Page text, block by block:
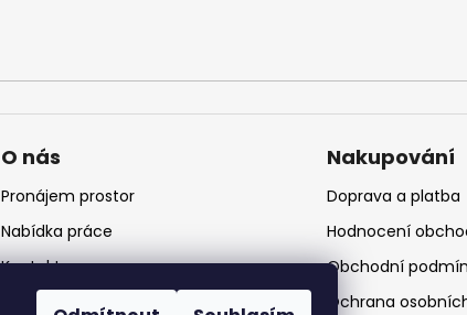
O nás
Pronájem prostor
Nabídka práce
Kontakt
Nakupování
Doprava a platba
Hodnocení
Obchodní
Ochrana